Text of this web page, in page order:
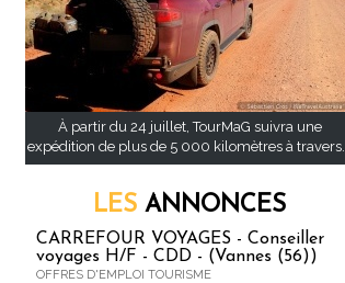
À partir du 24 juillet, TourMaG suivra une
expédition de plus de 5 000 kilomètres à travers...
LES ANNONCES
CARREFOUR VOYAGES - Conseiller
voyages H/F - CDD - (Vannes (56))
OFFRES D'EMPLOI TOURISME